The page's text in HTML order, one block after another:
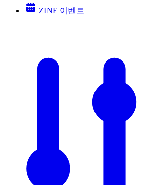
ZINE 이벤트